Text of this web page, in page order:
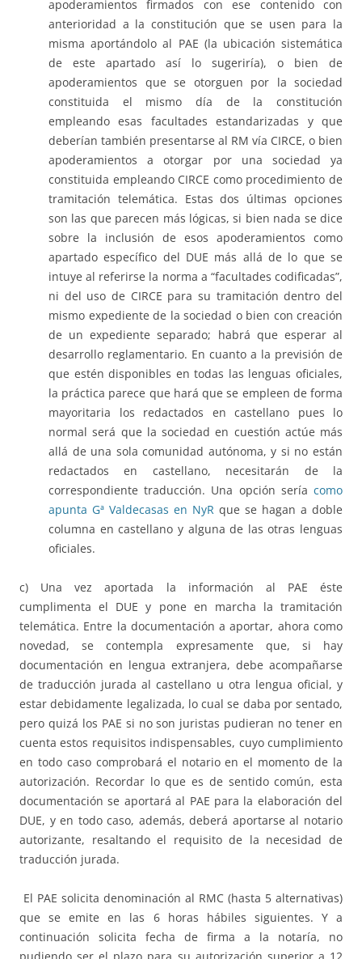
apoderamientos firmados con ese contenido con
anterioridad a la constitución que se usen para la
misma aportándolo al PAE (la ubicación sistemática
de este apartado así lo sugeriría), o bien de
apoderamientos que se otorguen por la sociedad
constituida el mismo día de la constitución
empleando esas facultades estandarizadas y que
deberían también presentarse al RM vía CIRCE, o bien
apoderamientos a otorgar por una sociedad ya
constituida empleando CIRCE como procedimiento de
tramitación telemática. Estas dos últimas opciones
son las que parecen más lógicas, si bien nada se dice
sobre la inclusión de esos apoderamientos como
apartado específico del DUE más allá de lo que se
intuye al referirse la norma a “facultades codificadas”,
ni del uso de CIRCE para su tramitación dentro del
mismo expediente de la sociedad o bien con creación
de un expediente separado; habrá que esperar al
desarrollo reglamentario. En cuanto a la previsión de
que estén disponibles en todas las lenguas oficiales,
la práctica parece que hará que se empleen de forma
mayoritaria los redactados en castellano pues lo
normal será que la sociedad en cuestión actúe más
allá de una sola comunidad autónoma, y si no están
redactados en castellano, necesitarán de la
correspondiente traducción. Una opción sería como
apunta Gª Valdecasas en NyR que se hagan a doble
columna en castellano y alguna de las otras lenguas
oficiales.
c) Una vez aportada la información al PAE éste
cumplimenta el DUE y pone en marcha la tramitación
telemática. Entre la documentación a aportar, ahora como
novedad, se contempla expresamente que, si hay
documentación en lengua extranjera, debe acompañarse
de traducción jurada al castellano u otra lengua oficial, y
estar debidamente legalizada, lo cual se daba por sentado,
pero quizá los PAE si no son juristas pudieran no tener en
cuenta estos requisitos indispensables, cuyo cumplimiento
en todo caso comprobará el notario en el momento de la
autorización. Recordar lo que es de sentido común, esta
documentación se aportará al PAE para la elaboración del
DUE, y en todo caso, además, deberá aportarse al notario
autorizante, resaltando el requisito de la necesidad de
traducción jurada.
El PAE solicita denominación al RMC (hasta 5 alternativas)
que se emite en las 6 horas hábiles siguientes. Y a
continuación solicita fecha de firma a la notaría, no